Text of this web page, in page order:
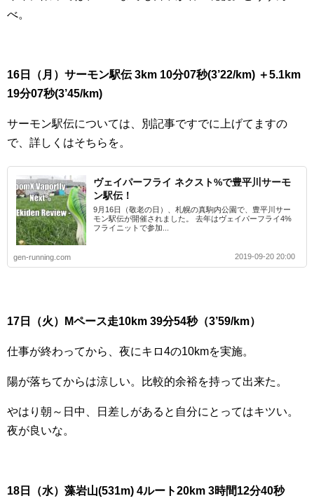
べ。
16日（月）サーモン駅伝 3km 10分07秒(3’22/km) ＋5.1km
19分07秒(3’45/km)
サーモン駅伝については、別記事ですでに上げてますの
で、詳しくはそちらを。
ヴェイパーフライ ネクスト%で豊平川サーモ
ン駅伝！
9月16日（敬老の日）、札幌の真駒内公園で、豊平川サー
モン駅伝が開催されました。 去年はヴェイパーフライ4%
フライニットで参加...
gen-running.com 2019-09-20 20:00
17日（火）Mペース走10km 39分54秒（3’59/km）
仕事が終わってから、夜にキロ4の10kmを実施。
陽が落ちてからは涼しい。比較的余裕を持って出来た。
やはり朝～日中、日差しがあると自分にとってはキツい。
夜が良いな。
18日（水）藻岩山(531m) 4ルート20km 3時間12分40秒